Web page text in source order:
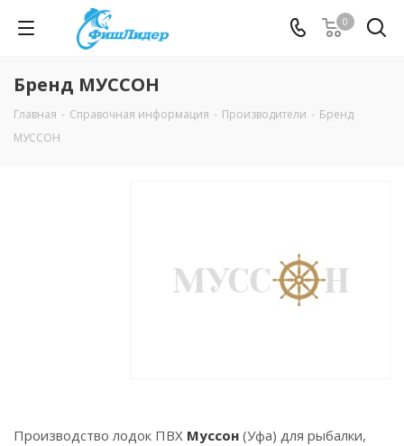
0
Бренд МУССОН
Главная - Справочная информация - Производители - Бренд
МУССОН
Производство лодок ПВХ Муссон (Уфа) для рыбалки,